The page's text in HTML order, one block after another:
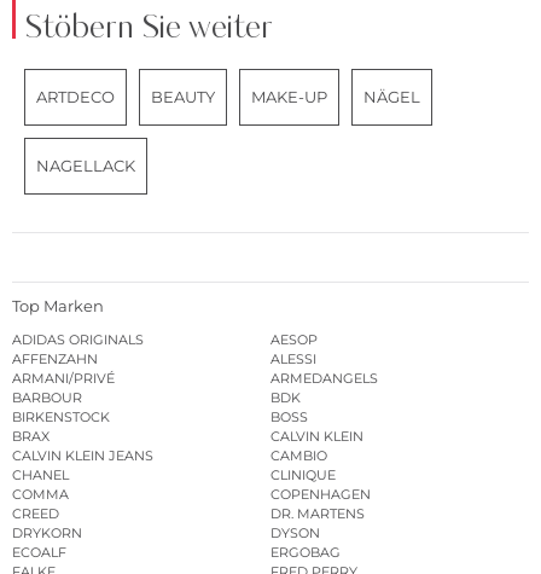
Stöbern Sie weiter
ARTDECO BEAUTY MAKE-UP NÄGEL
NAGELLACK
Top Marken
ADIDAS ORIGINALS
AESOP
AFFENZAHN
ALESSI
ARMANI/PRIVÉ
ARMEDANGELS
BARBOUR
BDK
BIRKENSTOCK
BOSS
BRAX
CALVIN KLEIN
CALVIN KLEIN JEANS
CAMBIO
CHANEL
CLINIQUE
COMMA
COPENHAGEN
CREED
DR. MARTENS
DRYKORN
DYSON
ECOALF
ERGOBAG